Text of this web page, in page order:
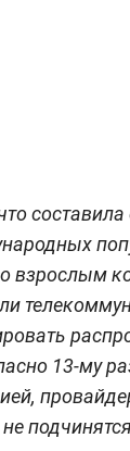
составила
взрослым
13-му